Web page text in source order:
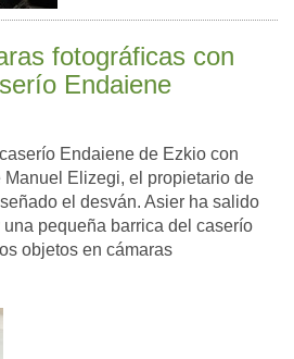
fotográficas con
Endaiene
Endaiene de Ezkio con
Manuel Elizegi, el propietario de
el desván. Asier ha salido
pequeña barrica del caserío
objetos en cámaras